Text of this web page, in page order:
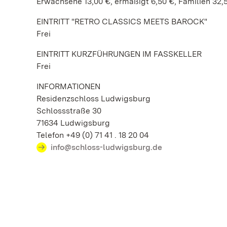
EINTRITT "RETRO CLASSICS MEETS BAROCK"
Frei
EINTRITT KURZFÜHRUNGEN IM FASSKELLER
Frei
INFORMATIONEN
Residenzschloss Ludwigsburg
Schlossstraße 30
71634 Ludwigsburg
Telefon +49 (0) 71 41 . 18 20 04
info@schloss-ludwigsburg.de